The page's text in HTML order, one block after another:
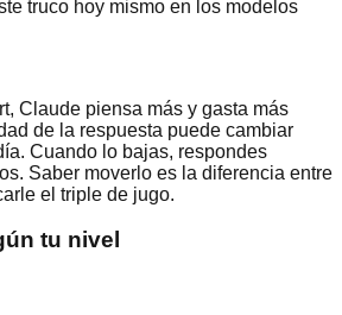
truco hoy mismo en los modelos
Claude piensa más y gasta más
de la respuesta puede cambiar
Cuando lo bajas, respondes
Saber moverlo es la diferencia entre
el triple de jugo.
tu nivel